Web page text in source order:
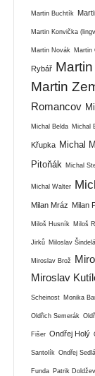
Martin Buchtík
Martin Konvička
Martin Novák Martin
Rybář
Martin
Romancov
Michal Belda Michal
Křupka Michal
Pitoňák
Michal
Michal Walter
Milan Mráz Milan
Miloš Husník Miloš
Jirků Miloslav
Miroslav Brož
Miroslav
Scheinost Monika
Oldřich Semerák
Fišer Ondřej Holý
Santolík Ondřej
Funda Patrik Doldžev